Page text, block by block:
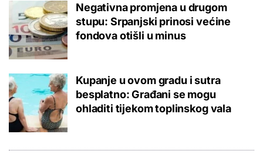
Negativna promjena u drugom
stupu: Srpanjski prinosi većine
fondova otišli u minus
Kupanje u ovom gradu i sutra
besplatno: Građani se mogu
ohladiti tijekom toplinskog vala